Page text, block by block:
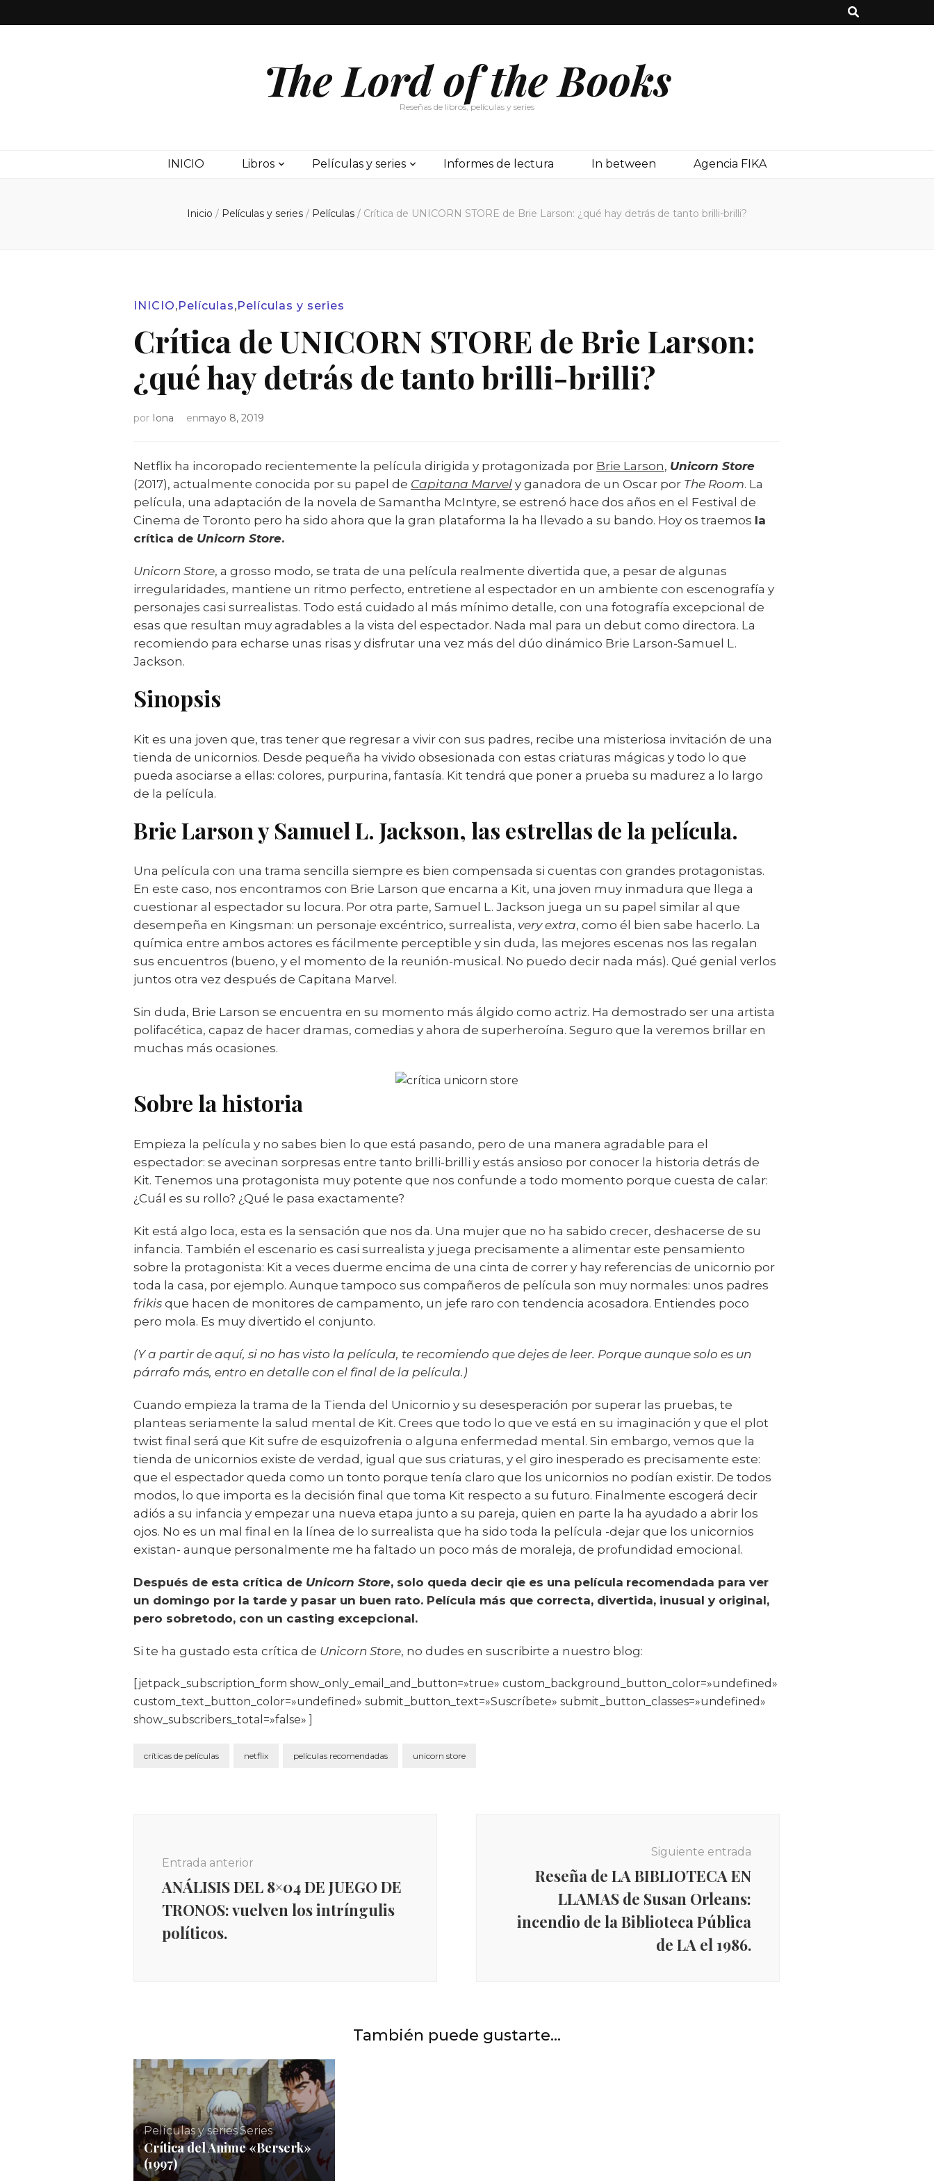
The Lord of the Books
Reseñas de libros, películas y series
INICIO Libros Películas y series Informes de lectura In between Agencia FIKA
Inicio / Películas y series / Películas / Crítica de UNICORN STORE de Brie Larson: ¿qué hay detrás de tanto brilli-brilli?
INICIO,Películas,Películas y series
Crítica de UNICORN STORE de Brie Larson:
¿qué hay detrás de tanto brilli-brilli?
por Iona enmayo 8, 2019
Netflix ha incoropado recientemente la película dirigida y protagonizada por Brie Larson, Unicorn Store
(2017), actualmente conocida por su papel de Capitana Marvel y ganadora de un Oscar por The Room. La
película, una adaptación de la novela de Samantha McIntyre, se estrenó hace dos años en el Festival de
Cinema de Toronto pero ha sido ahora que la gran plataforma la ha llevado a su bando. Hoy os traemos la
crítica de Unicorn Store.
Unicorn Store, a grosso modo, se trata de una película realmente divertida que, a pesar de algunas
irregularidades, mantiene un ritmo perfecto, entretiene al espectador en un ambiente con escenografía y
personajes casi surrealistas. Todo está cuidado al más mínimo detalle, con una fotografía excepcional de
esas que resultan muy agradables a la vista del espectador. Nada mal para un debut como directora. La
recomiendo para echarse unas risas y disfrutar una vez más del dúo dinámico Brie Larson-Samuel L.
Jackson.
Sinopsis
Kit es una joven que, tras tener que regresar a vivir con sus padres, recibe una misteriosa invitación de una
tienda de unicornios. Desde pequeña ha vivido obsesionada con estas criaturas mágicas y todo lo que
pueda asociarse a ellas: colores, purpurina, fantasía. Kit tendrá que poner a prueba su madurez a lo largo
de la película.
Brie Larson y Samuel L. Jackson, las estrellas de la película.
Una película con una trama sencilla siempre es bien compensada si cuentas con grandes protagonistas.
En este caso, nos encontramos con Brie Larson que encarna a Kit, una joven muy inmadura que llega a
cuestionar al espectador su locura. Por otra parte, Samuel L. Jackson juega un su papel similar al que
desempeña en Kingsman: un personaje excéntrico, surrealista, very extra, como él bien sabe hacerlo. La
química entre ambos actores es fácilmente perceptible y sin duda, las mejores escenas nos las regalan
sus encuentros (bueno, y el momento de la reunión-musical. No puedo decir nada más). Qué genial verlos
juntos otra vez después de Capitana Marvel.
Sin duda, Brie Larson se encuentra en su momento más álgido como actriz. Ha demostrado ser una artista
polifacética, capaz de hacer dramas, comedias y ahora de superheroína. Seguro que la veremos brillar en
muchas más ocasiones.
Sobre la historia
Empieza la película y no sabes bien lo que está pasando, pero de una manera agradable para el
espectador: se avecinan sorpresas entre tanto brilli-brilli y estás ansioso por conocer la historia detrás de
Kit. Tenemos una protagonista muy potente que nos confunde a todo momento porque cuesta de calar:
¿Cuál es su rollo? ¿Qué le pasa exactamente?
Kit está algo loca, esta es la sensación que nos da. Una mujer que no ha sabido crecer, deshacerse de su
infancia. También el escenario es casi surrealista y juega precisamente a alimentar este pensamiento
sobre la protagonista: Kit a veces duerme encima de una cinta de correr y hay referencias de unicornio por
toda la casa, por ejemplo. Aunque tampoco sus compañeros de película son muy normales: unos padres
frikis que hacen de monitores de campamento, un jefe raro con tendencia acosadora. Entiendes poco
pero mola. Es muy divertido el conjunto.
(Y a partir de aquí, si no has visto la película, te recomiendo que dejes de leer. Porque aunque solo es un
párrafo más, entro en detalle con el final de la película.)
Cuando empieza la trama de la Tienda del Unicornio y su desesperación por superar las pruebas, te
planteas seriamente la salud mental de Kit. Crees que todo lo que ve está en su imaginación y que el plot
twist final será que Kit sufre de esquizofrenia o alguna enfermedad mental. Sin embargo, vemos que la
tienda de unicornios existe de verdad, igual que sus criaturas, y el giro inesperado es precisamente este:
que el espectador queda como un tonto porque tenía claro que los unicornios no podían existir. De todos
modos, lo que importa es la decisión final que toma Kit respecto a su futuro. Finalmente escogerá decir
adiós a su infancia y empezar una nueva etapa junto a su pareja, quien en parte la ha ayudado a abrir los
ojos. No es un mal final en la línea de lo surrealista que ha sido toda la película -dejar que los unicornios
existan- aunque personalmente me ha faltado un poco más de moraleja, de profundidad emocional.
Después de esta crítica de Unicorn Store, solo queda decir qie es una película recomendada para ver
un domingo por la tarde y pasar un buen rato. Película más que correcta, divertida, inusual y original,
pero sobretodo, con un casting excepcional.
Si te ha gustado esta crítica de Unicorn Store, no dudes en suscribirte a nuestro blog:
[jetpack_subscription_form show_only_email_and_button=»true» custom_background_button_color=»undefined»
custom_text_button_color=»undefined» submit_button_text=»Suscríbete» submit_button_classes=»undefined»
show_subscribers_total=»false» ]
críticas de películas netflix películas recomendadas unicorn store
entradas
Entrada anterior
ANÁLISIS DEL 8×04 DE JUEGO DE
TRONOS: vuelven los intríngulis
políticos.
Siguiente entrada
Reseña de LA BIBLIOTECA EN
LLAMAS de Susan Orleans:
incendio de la Biblioteca Pública
de LA el 1986.
También puede gustarte...
Películas y series,Series
Crítica del Anime «Berserk»
(1997)
Delmer Daves